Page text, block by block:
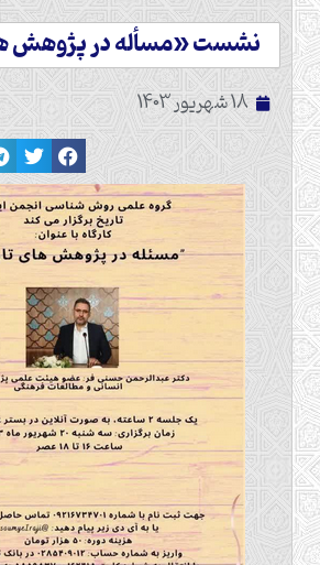
نشست «مسأله در پژوهش
18 شهریور 1403